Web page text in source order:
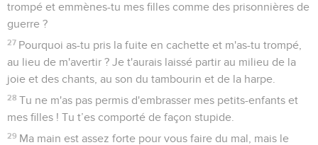
trompé et emmènes-tu mes filles comme des prisonnières de
guerre ?
27 Pourquoi as-tu pris la fuite en cachette et m'as-tu trompé,
au lieu de m'avertir ? Je t'aurais laissé partir au milieu de la
joie et des chants, au son du tambourin et de la harpe.
28 Tu ne m'as pas permis d'embrasser mes petits-enfants et
mes filles ! Tu t’es comporté de façon stupide.
29 Ma main est assez forte pour vous faire du mal, mais le